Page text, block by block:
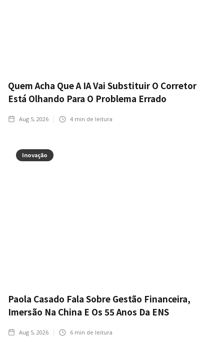
Quem Acha Que A IA Vai Substituir O Corretor
Está Olhando Para O Problema Errado
Aug 5, 2026 4 min de leitura
Inovação
Paola Casado Fala Sobre Gestão Financeira,
Imersão Na China E Os 55 Anos Da ENS
Aug 5, 2026 6 min de leitura